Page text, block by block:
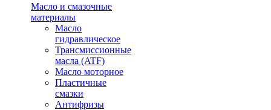
Масло и смазочные
материалы
Масло
гидравлическое
Трансмиссионные
масла (ATF)
Масло моторное
Пластичные
смазки
Антифризы